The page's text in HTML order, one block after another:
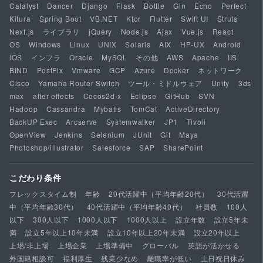
Catalyst
Dancer Django Flask Bottle Gin Echo
Perfect
Kitura
Spring Boot VB.NET Ktor Flutter Swift UI
Struts
Next.js
ライブラリ jQuery Node.js Ajax Vue.js
React
OS
Windows Linux UNIX Solaris AIX HP-UX
Android
iOS
インフラ Oracle MySQL その他 AWS Apache
IIS
BIND
PostFix Vmware GCP Azure Docker
ネットワーク
Cisco
Yamaha Router Switch ツール・ミドルウェア Unity
3ds
max
after effects Cocos2d-x Eclipse GitHub
SVN
Hadoop
Cassandra Mybatis TomCat
ActiveDirectory
BackUP Exec
Arcserve Systemwalker JP1
Tivoli
OpenView
Jenkins Selenium JUnit Git
Maya
Photoshop/illustrator
Salesforce SAP SharePoint
こだわり条件
フレックスタイム制 年齢 20代活躍中（平均年齢20代）
30代活躍
中（平均年齢30代）
40代活躍中（平均年齢40代） 社員数
100人
以下
300人以下 1000人以下 1000人以上 設立年数
設立5年未
満
設立5年以上10年未満 設立10年以上20年未満
設立20年以上
上場/非上場
上場企業 上場準備中 グローバル
英語が活かせる
外国籍相談可
福利厚生 残業少なめ 離職率が低い 土日祝日休み